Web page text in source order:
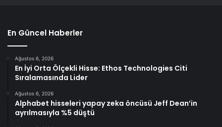
En Güncel Haberler
Ağustos 6, 2026
En İyi Orta Ölçekli Hisse: Ethos Technologies Citi
Sıralamasında Lider
Ağustos 6, 2026
Alphabet hisseleri yapay zeka öncüsü Jeff Dean’in
ayrılmasıyla %5 düştü